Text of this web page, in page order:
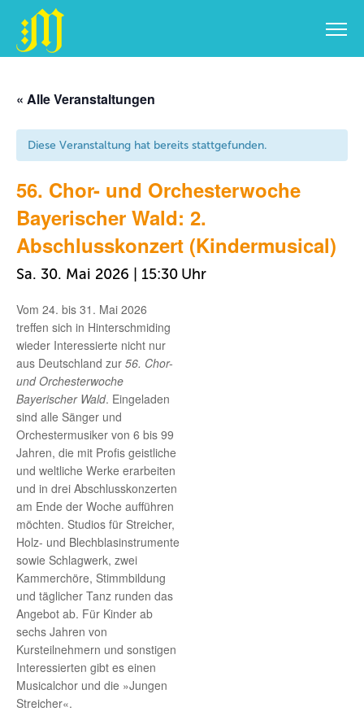
springen
« Alle Veranstaltungen
Diese Veranstaltung hat bereits stattgefunden.
56. Chor- und Orchesterwoche
Bayerischer Wald: 2.
Abschlusskonzert (Kindermusical)
Sa. 30. Mai 2026 | 15:30
Vom 24. bis 31. Mai 2026
treffen sich in Hinterschmiding
wieder Interessierte nicht nur
aus Deutschland zur 56. Chor-
und Orchesterwoche
Bayerischer Wald. Eingeladen
sind alle Sänger und
Orchestermusiker von 6 bis 99
Jahren, die mit Profis geistliche
und weltliche Werke erarbeiten
und in drei Abschlusskonzerten
am Ende der Woche aufführen
möchten. Studios für Streicher,
Holz- und Blechblasinstrumente
sowie Schlagwerk, zwei
Kammerchöre, Stimmbildung
und täglicher Tanz runden das
Angebot ab. Für Kinder ab
sechs Jahren von
Kursteilnehmern und sonstigen
Interessierten gibt es einen
Musicalchor und die »Jungen
Streicher«.